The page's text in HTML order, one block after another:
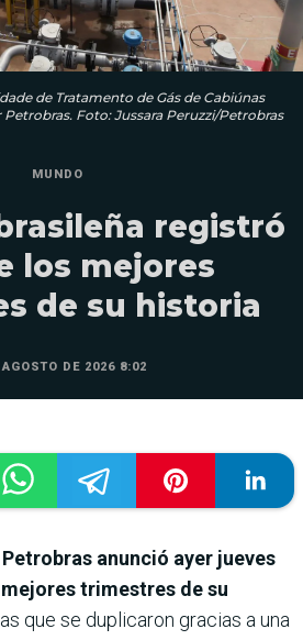
de Tratamento de Gás de Cabiúnas
Petrobras. Foto: Jussara Peruzzi/Petrobras
MUNDO
registró
los mejores
de su historia
AGOSTO DE 2026 8:02
anunció ayer jueves
trimestres de su
que se duplicaron gracias a una